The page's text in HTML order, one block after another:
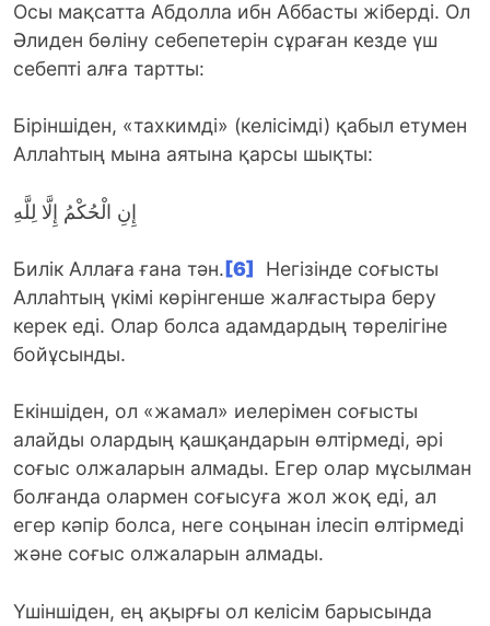
Осы мақсатта Абдолла ибн Аббасты жіберді. Ол
Әлиден бөліну себепетерін сұраған кезде үш
себепті алға тартты:
Біріншіден, «тахкимді» (келісімді) қабыл етумен
Аллаһтың мына аятына қарсы шықты:
إِنِ الْحُكْمُ إِلَّا لِلَّهِ
Билік Аллаға ғана тән. [6]
Негізінде соғысты
Аллаһтың үкімі көрінгенше жалғастыра беру
керек еді. Олар болса адамдардың төрелігіне
бойұсынды.
Екіншіден, ол «жамал» иелерімен соғысты
алайды олардың қашқандарын өлтірмеді, әрі
соғыс олжаларын алмады. Егер олар мұсылман
болғанда олармен соғысуға жол жоқ еді, ал
егер кәпір болса, неге соңынан ілесіп өлтірмеді
және соғыс олжаларын алмады.
Үшіншіден, ең ақырғы ол келісім барысында